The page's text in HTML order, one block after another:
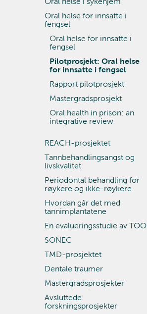
Oral helse for innsatte i
fengsel
Oral helse for innsatte i
fengsel
Pilotprosjekt: Oral helse
for innsatte i fengsel
Rapport pilotprosjekt
Mastergradsprosjekt
Oral health in prison: an
integrative review
REACH-prosjektet
Tannbehandlingsangst og
livskvalitet
Periodontal behandling for
røykere og ikke-røykere
Hvordan går det med
tannimplantatene
En evalueringsstudie av TOO
SONEC
TMD-prosjektet
Dentale traumer
Mastergradsprosjekter
Avsluttede
forskningsprosjekter